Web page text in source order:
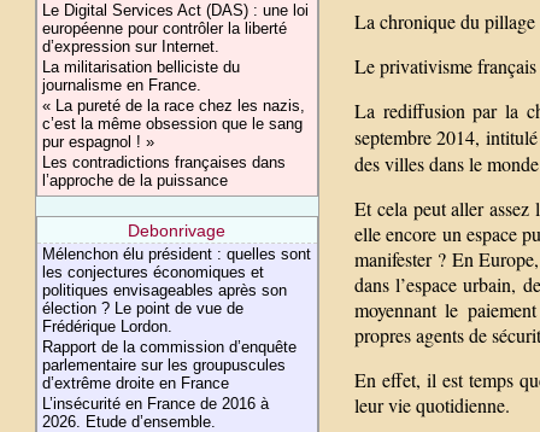
Le Digital Services Act (DAS) : une loi
européenne pour contrôler la liberté
d’expression sur Internet.
La militarisation belliciste du
journalisme en France.
« La pureté de la race chez les nazis,
c’est la même obsession que le sang
pur espagnol ! »
Les contradictions françaises dans
l’approche de la puissance
Debonrivage
Mélenchon élu président : quelles sont
les conjectures économiques et
politiques envisageables après son
élection ? Le point de vue de
Frédérique Lordon.
Rapport de la commission d’enquête
parlementaire sur les groupuscules
d’extrême droite en France
L’insécurité en France de 2016 à
2026. Etude d’ensemble.
La chronique du
Le privativisme
La rediffusion par la
septembre 2014,
des villes dans le
Et cela peut aller
elle encore un espace
manifester ? En
dans l’espace urbain,
moyennant le
propres agents de
En effet, il est temps
leur vie quotidienne.